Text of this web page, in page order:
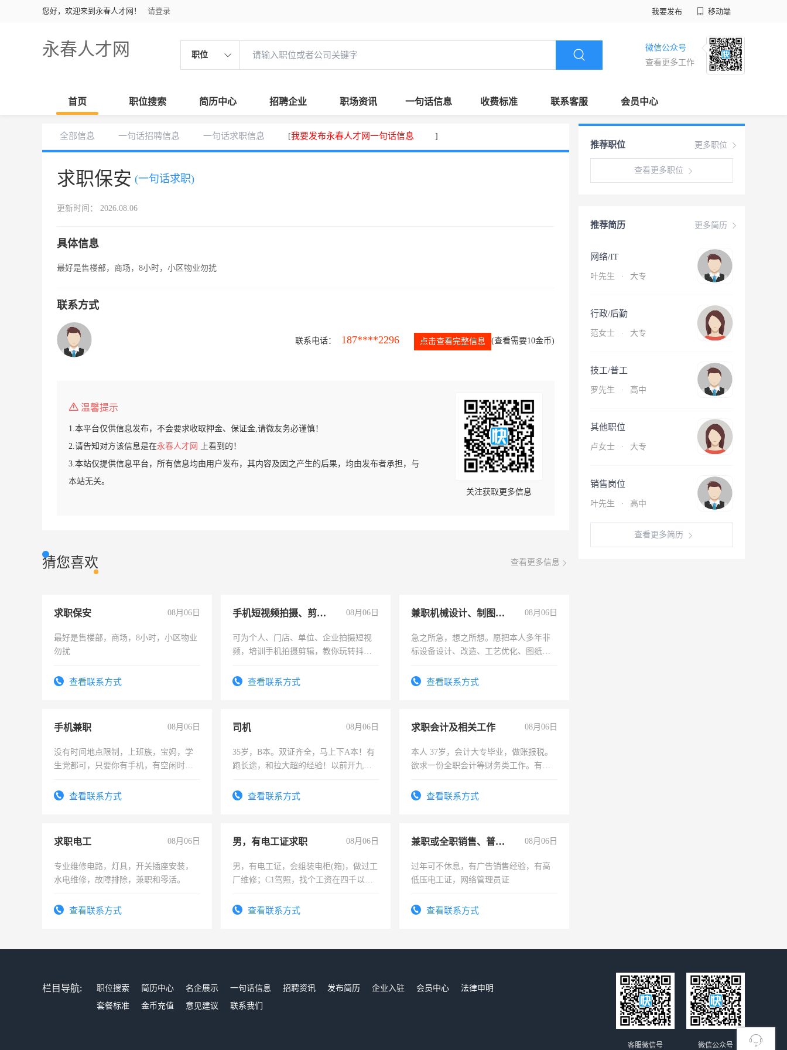
您好，欢迎来到永春人才网！ 请登录 我要发布 移动端
永春人才网 职位
微信公众号
查看更多工作
首页 职位搜索 简历中心 招聘企业 职场资讯 一句话信息 收费标准 联系客服 会员中心
全部信息 一句话招聘信息 一句话求职信息 [我要发布永春人才网一句话信息 ]
求职保安 (一句话求职)
更新时间： 2026.08.06
具体信息
最好是售楼部，商场，8小时，小区物业勿扰
联系方式
联系电话： 187****2296 点击查看完整信息 (查看需要10金币)
温馨提示
1.本平台仅供信息发布，不会要求收取押金、保证金,请微友务必谨慎！
2.请告知对方该信息是在永春人才网
上看到的！
3.本站仅提供信息平台，所有信息均由用户发布，其内容及因之产生的后果，均由发布者承担，与
本站无关。
关注获取更多信息
猜您喜欢 查看更多信息
求职保安 08月06日
最好是售楼部，商场，8小时，小区物业
勿扰
查看联系方式
手机短视频拍摄、剪辑、抖音快手 08月06日
可为个人、门店、单位、企业拍摄短视
频，培训手机拍摄剪辑，教你玩转抖音
频，培训手机拍摄剪辑，教你玩转抖
查看联系方式
兼职机械设计、制图、设备改造 08月06日
急之所急，想之所想。愿把本人多年非
标设备设计、改造、工艺优化、图纸制
结识有识之士，共享未来。
查看联系方式
手机兼职 08月06日
没有时间地点限制，上班族，宝妈，学
生党都可，只要你有手机，有空闲时
勤快的四五十，每天挣零花钱没问题！
查看联系方式
司机 08月06日
35岁，B本。双证齐全，马上下A本！有
跑长途，和拉大超的经验！以前开九米
查看联系方式
求职会计及相关工作 08月06日
本人 37岁，会计大专毕业，做账报税。
欲求一份全职会计等财务类工作。有会
查看联系方式
求职电工 08月06日
专业维修电路，灯具，开关插座安装，
水电维修，故障排除，兼职和零活。
查看联系方式
男，有电工证求职 08月06日
男，有电工证，会组装电柜(箱)，做过工
厂维修；C1驾照，找个工资在四千以
电话查看联系方式
兼职或全职销售、普工、维修 08月06日
过年可不休息，有广告销售经验，有高
低压电工证，网络管理员证
查看联系方式
更多职位
推荐职位
查看更多职位
更多简历
推荐简历
网络/IT
叶先生 · 大专
行政/后勤
范女士 · 大专
技工/普工
罗先生 · 高中
其他职位
卢女士 · 大专
销售岗位
叶先生 · 高中
查看更多简历
栏目导航: 职位搜索 简历中心 名企展示 一句话信息 招聘资讯 发布简历 企业入驻 会员中心
法律申明
套餐标准
金币充值 意见建议 联系我们
微信公众号
客服微信号